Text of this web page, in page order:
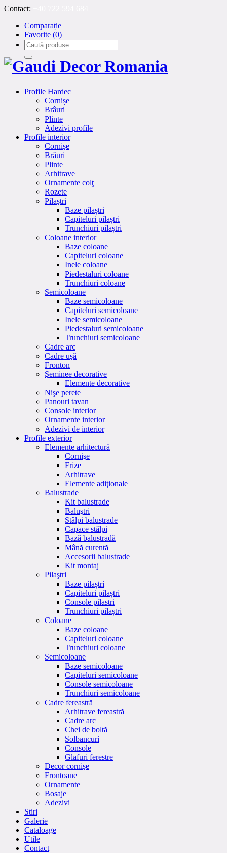
Contact:
Comparație
Favorite (0)
Profile Hardec
Cornișe
Brâuri
Plinte
Adezivi profile
Profile interior
Cornişe
Brâuri
Plinte
Arhitrave
Ornamente colţ
Rozete
Pilaştri
Baze pilaștri
Capiteluri pilaștri
Trunchiuri pilaștri
Coloane interior
Baze coloane
Capiteluri coloane
Inele coloane
Piedestaluri coloane
Trunchiuri coloane
Semicoloane
Baze semicoloane
Capiteluri semicoloane
Inele semicoloane
Piedestaluri semicoloane
Trunchiuri semicoloane
Cadre arc
Cadre uşă
Fronton
Şeminee decorative
Elemente decorative
Nişe perete
Panouri tavan
Console interior
Ornamente interior
Adezivi de interior
Profile exterior
Elemente arhitectură
Cornişe
Frize
Arhitrave
Elemente adiţionale
Balustrade
Kit balustrade
Baluştri
Stâlpi balustrade
Capace stâlpi
Bază balustradă
Mână curentă
Accesorii balustrade
Kit montaj
Pilaştri
Baze pilaștri
Capiteluri pilaștri
Console pilastri
Trunchiuri pilaștri
Coloane
Baze coloane
Capiteluri coloane
Trunchiuri coloane
Semicoloane
Baze semicoloane
Capiteluri semicoloane
Console semicoloane
Trunchiuri semicoloane
Cadre fereastră
Arhitrave fereastră
Cadre arc
Chei de boltă
Solbancuri
Console
Glafuri ferestre
Decor cornişe
Frontoane
Ornamente
Bosaje
Adezivi
Stiri
Galerie
Cataloage
Utile
Contact